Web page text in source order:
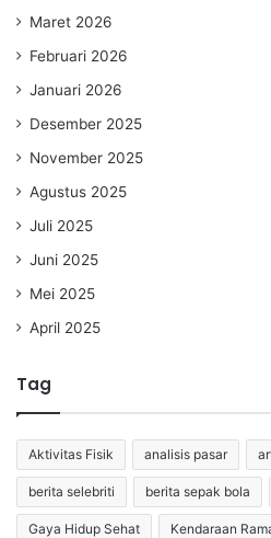
Maret 2026
Februari 2026
Januari 2026
Desember 2025
November 2025
Agustus 2025
Juli 2025
Juni 2025
Mei 2025
April 2025
Tag
Aktivitas Fisik analisis pasar
berita selebriti berita sepak bola
Gaya Hidup Sehat Kendaraan